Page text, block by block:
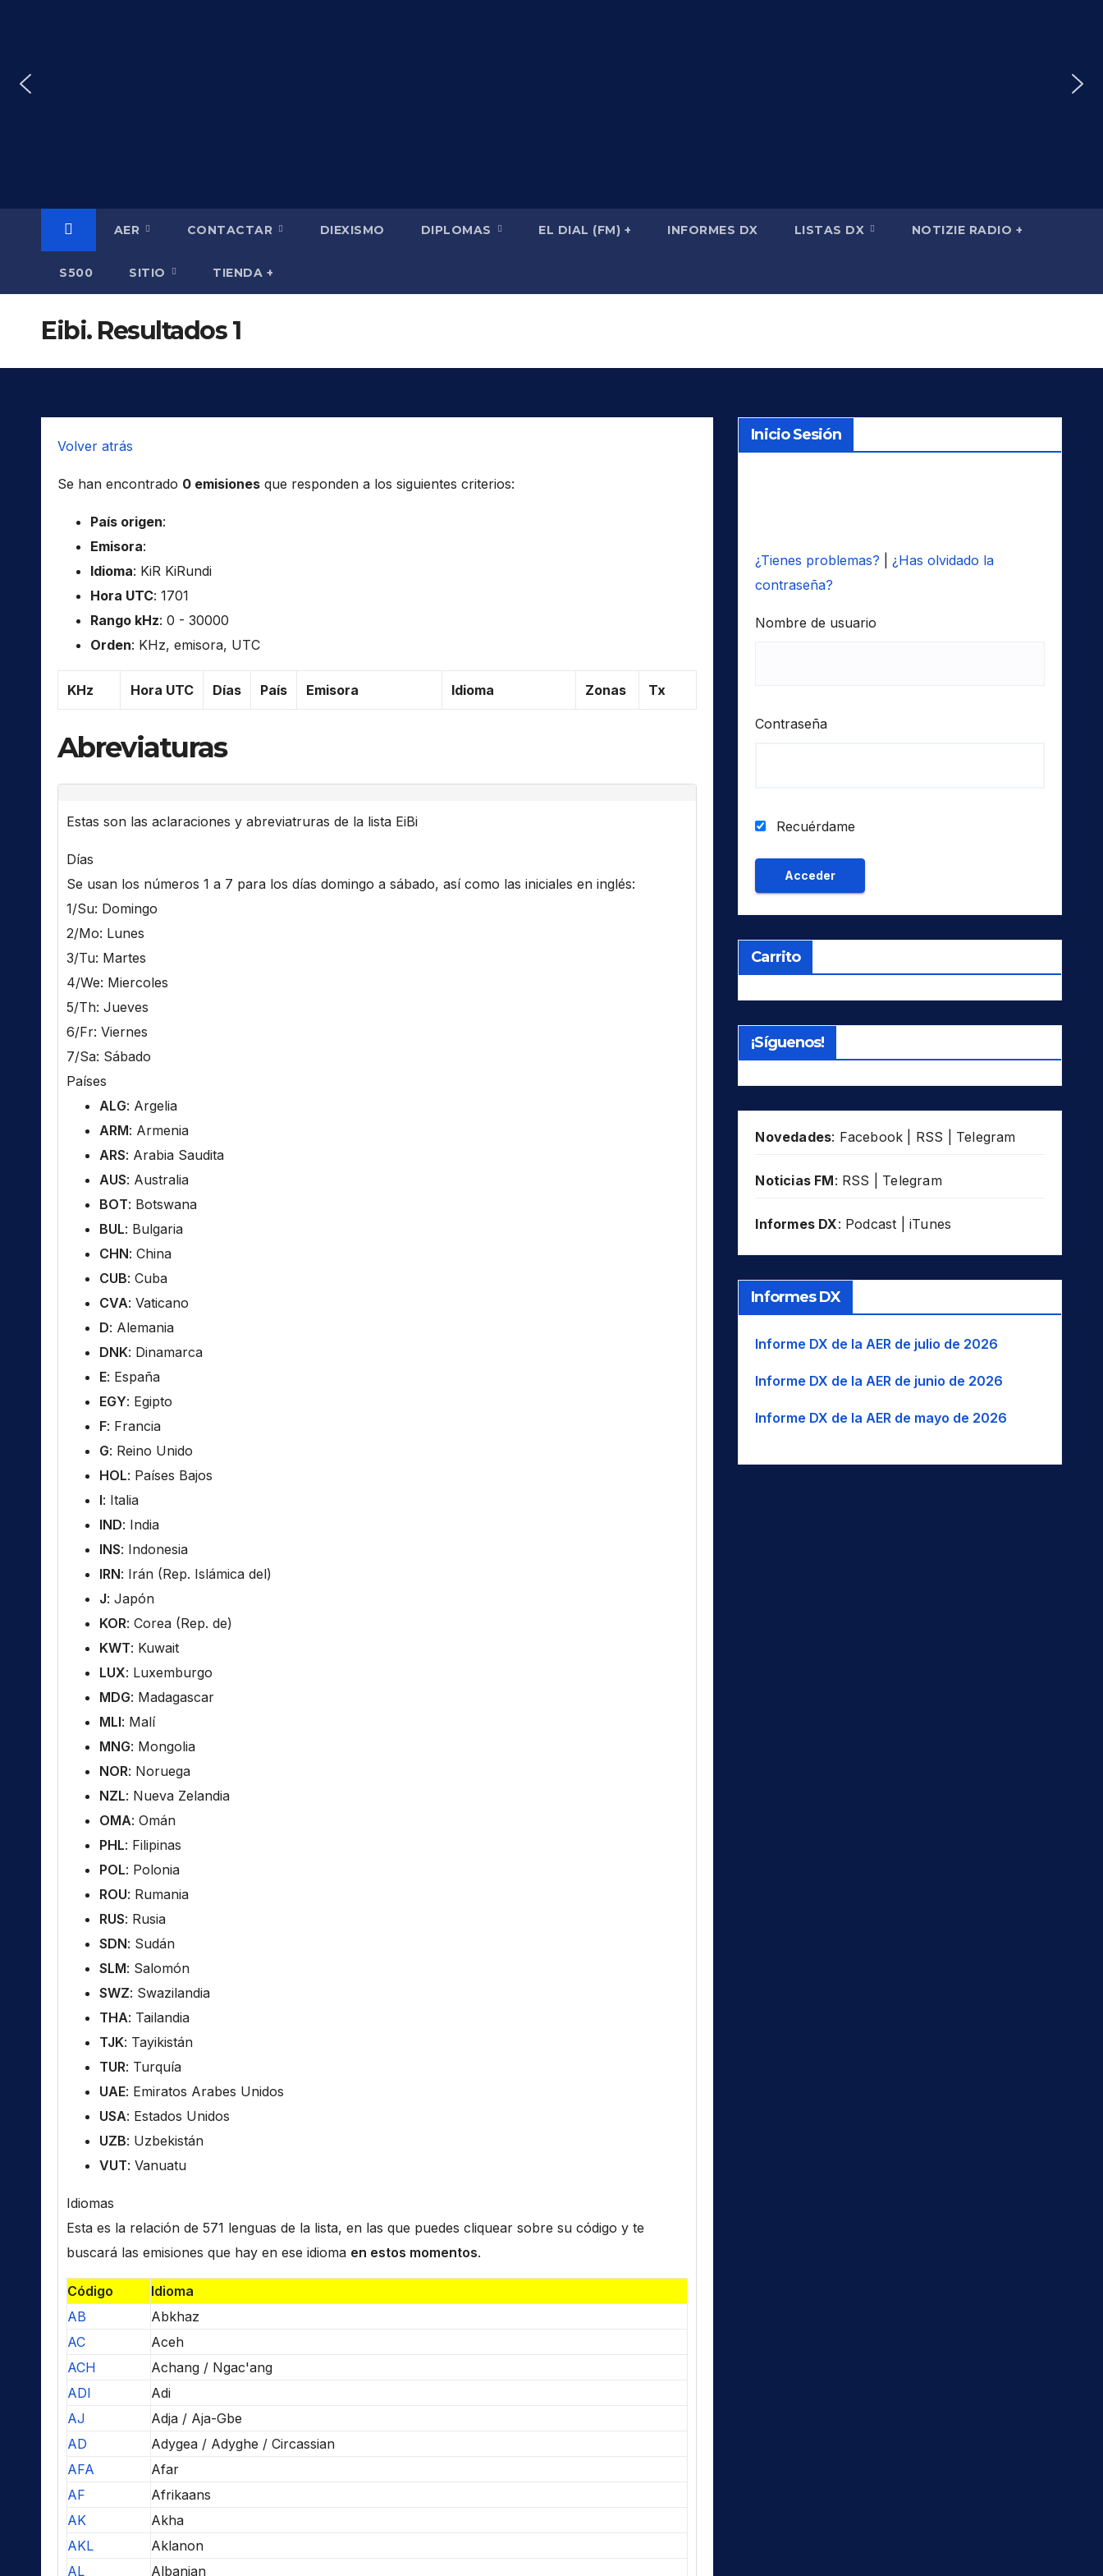
AER CONTACTAR DIEXISMO DIPLOMAS EL DIAL (FM) + INFORMES DX LISTAS DX NOTIZIE RADIO +
S500 SITIO TIENDA +
Eibi. Resultados 1
Volver atrás
Se han encontrado 0 emisiones que responden a los siguientes criterios:
País origen:
Emisora:
Idioma: KiR KiRundi
Hora UTC: 1701
Rango kHz: 0 - 30000
Orden: KHz, emisora, UTC
KHz Hora UTC Días País Emisora Idioma Zonas Tx
Abreviaturas
Estas son las aclaraciones y abreviatruras de la lista EiBi
Días
Se usan los números 1 a 7 para los días domingo a sábado, así como las iniciales en inglés:
1/Su: Domingo
2/Mo: Lunes
3/Tu: Martes
4/We: Miercoles
5/Th: Jueves
6/Fr: Viernes
7/Sa: Sábado
Países
ALG: Argelia
ARM: Armenia
ARS: Arabia Saudita
AUS: Australia
BOT: Botswana
BUL: Bulgaria
CHN: China
CUB: Cuba
CVA: Vaticano
D: Alemania
DNK: Dinamarca
E: España
EGY: Egipto
F: Francia
G: Reino Unido
HOL: Países Bajos
I: Italia
IND: India
INS: Indonesia
IRN: Irán (Rep. Islámica del)
J: Japón
KOR: Corea (Rep. de)
KWT: Kuwait
LUX: Luxemburgo
MDG: Madagascar
MLI: Malí
MNG: Mongolia
NOR: Noruega
NZL: Nueva Zelandia
OMA: Omán
PHL: Filipinas
POL: Polonia
ROU: Rumania
RUS: Rusia
SDN: Sudán
SLM: Salomón
SWZ: Swazilandia
THA: Tailandia
TJK: Tayikistán
TUR: Turquía
UAE: Emiratos Arabes Unidos
USA: Estados Unidos
UZB: Uzbekistán
VUT: Vanuatu
Idiomas
Esta es la relación de 571 lenguas de la lista, en las que puedes cliquear sobre su código y te
buscará las emisiones que hay en ese idioma en estos momentos.
Código
Idioma
AB
Abkhaz
AC
Aceh
ACH
Achang / Ngac'ang
ADI
Adi
AJ
Adja / Aja-Gbe
AD
Adygea / Adyghe / Circassian
AFA
Afar
AF
Afrikaans
AK
Akha
AKL
Aklanon
AL
Albanian
Inicio Sesión
¿Tienes problemas?
¿Has olvidado la
contraseña?
Nombre de usuario
Contraseña
Recuérdame
Carrito
¡Síguenos!
Novedades: Facebook RSS Telegram
Noticias FM: RSS Telegram
Informes DX: Podcast iTunes
Informes DX
Informe DX de la AER de julio de 2026
Informe DX de la AER de junio de 2026
Informe DX de la AER de mayo de 2026